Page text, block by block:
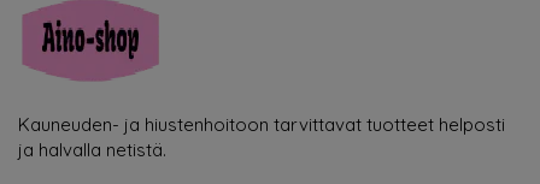
Kauneuden- ja hiustenhoitoon tarvittavat tuotteet helposti
ja halvalla netistä.